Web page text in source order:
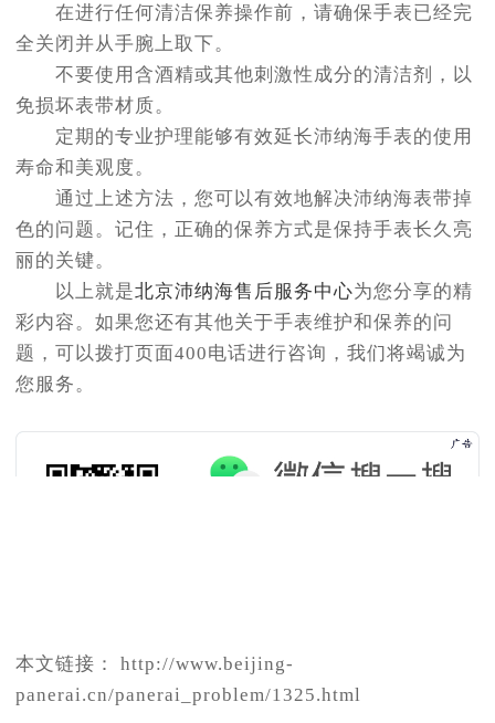
在进行任何清洁保养操作前，请确保手表已经完
全关闭并从手腕上取下。
不要使用含酒精或其他刺激性成分的清洁剂，以
免损坏表带材质。
定期的专业护理能够有效延长沛纳海手表的使用
寿命和美观度。
通过上述方法，您可以有效地解决沛纳海表带掉
色的问题。记住，正确的保养方式是保持手表长久亮
丽的关键。
以上就是北京沛纳海售后服务中心为您分享的精
彩内容。如果您还有其他关于手表维护和保养的问
题，可以拨打页面400电话进行咨询，我们将竭诚为
您服务。
本文链接： http://www.beijing-
panerai.cn/panerai_problem/1325.html